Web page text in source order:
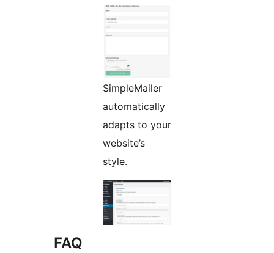
SimpleMailer
automatically
adapts to your
website’s
style.
FAQ